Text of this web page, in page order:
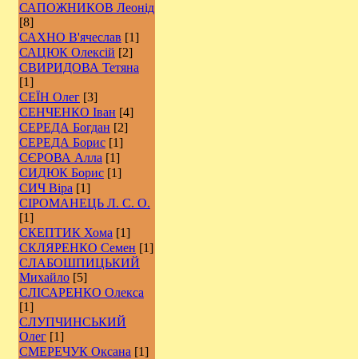
САПОЖНИКОВ Леонід
[8]
САХНО В'ячеслав [1]
САЦЮК Олексій [2]
СВИРИДОВА Тетяна
[1]
СЕЇН Олег [3]
СЕНЧЕНКО Іван [4]
СЕРЕДА Богдан [2]
СЕРЕДА Борис [1]
СЄРОВА Алла [1]
СИДЮК Борис [1]
СИЧ Віра [1]
СІРОМАНЕЦЬ Л. С. О.
[1]
СКЕПТИК Хома [1]
СКЛЯРЕНКО Семен [1]
СЛАБОШПИЦЬКИЙ
Михайло [5]
СЛІСАРЕНКО Олекса
[1]
СЛУПЧИНСЬКИЙ
Олег [1]
СМЕРЕЧУК Оксана [1]